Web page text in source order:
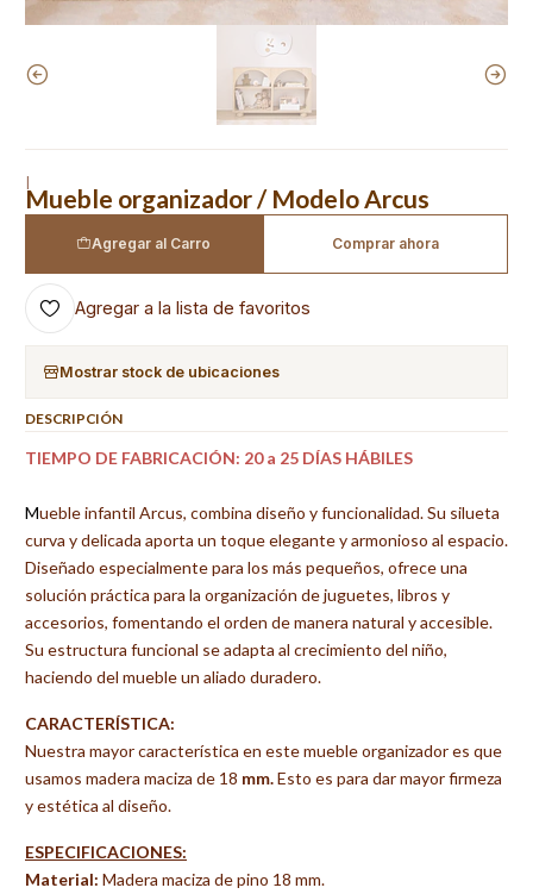
|
Mueble organizador / Modelo Arcus
Agregar al Carro Comprar ahora
Agregar a la lista de favoritos
Mostrar stock de ubicaciones
DESCRIPCIÓN
TIEMPO DE FABRICACIÓN: 20 a 25 DÍAS HÁBILES
Mueble infantil Arcus, combina diseño y funcionalidad. Su silueta
curva y delicada aporta un toque elegante y armonioso al espacio.
Diseñado especialmente para los más pequeños, ofrece una
solución práctica para la organización de juguetes, libros y
accesorios, fomentando el orden de manera natural y accesible.
Su estructura funcional se adapta al crecimiento del niño,
haciendo del mueble un aliado duradero.
CARACTERÍSTICA:
Nuestra mayor característica en este mueble organizador es que
usamos madera maciza de 18 mm.Esto es para dar mayor firmeza
y estética al diseño.
ESPECIFICACIONES:
Material: Madera maciza de pino 18 mm.